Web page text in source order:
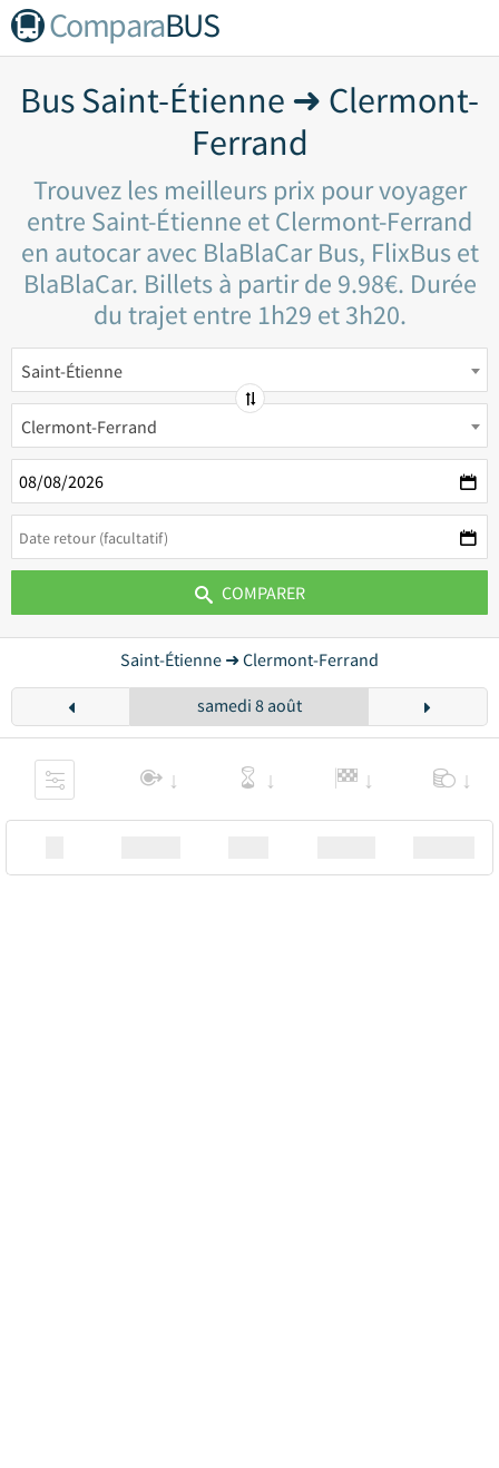
ComparaBUS
Bus Saint-Étienne ➜ Clermont-
Ferrand
Trouvez les meilleurs prix pour voyager
entre Saint-Étienne et Clermont-Ferrand
en autocar avec BlaBlaCar Bus, FlixBus et
BlaBlaCar. Billets à partir de 9.98€. Durée
du trajet entre 1h29 et 3h20.
Saint-Étienne
Clermont-Ferrand
COMPARER
Saint-Étienne ➜ Clermont-Ferrand
samedi 8 août